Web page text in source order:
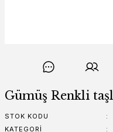
Gümüş Renkli
STOK KODU
KATEGORI